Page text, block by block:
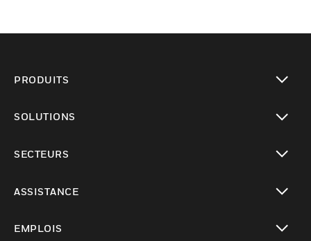
PRODUITS
SOLUTIONS
SECTEURS
ASSISTANCE
EMPLOIS